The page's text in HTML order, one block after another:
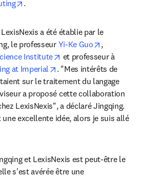
opens in new tab/window
.
a été établie par le
le professeur Yi-Ke Guo opens in
,
Institute opens in new tab/
et professeur à
at Imperial opens in new tab/
. "Mes intérêts de
sur le traitement du langage
a proposé cette collaboration
LexisNexis", a déclaré Jingqing.
une excellente idée, alors je suis allé
et LexisNexis est peut-être le
s'est avérée être une